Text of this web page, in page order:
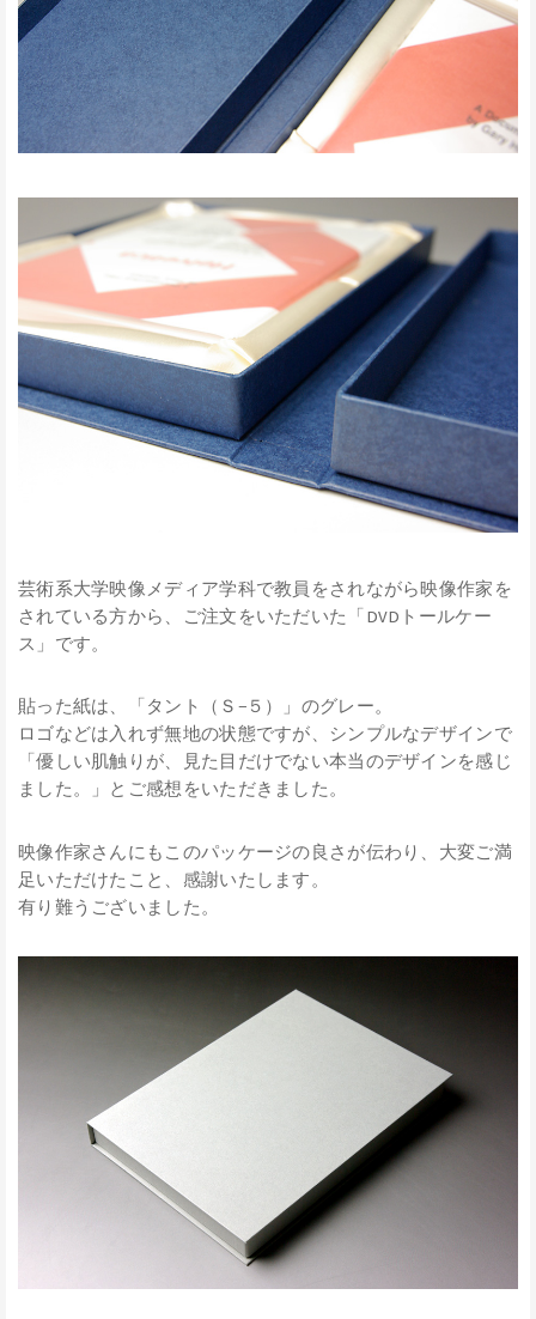
芸術系大学映像メディア学科で教員をされながら映像作家を
されている方から、ご注文をいただいた「DVDトールケー
ス」です。
貼った紙は、「タント（Ｓ−５）」のグレー。
ロゴなどは入れず無地の状態ですが、シンプルなデザインで
「優しい肌触りが、見た目だけでない本当のデザインを感じ
ました。」とご感想をいただきました。
映像作家さんにもこのパッケージの良さが伝わり、大変ご満
足いただけたこと、感謝いたします。
有り難うございました。